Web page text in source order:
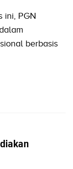
ini, PGN
berbasis